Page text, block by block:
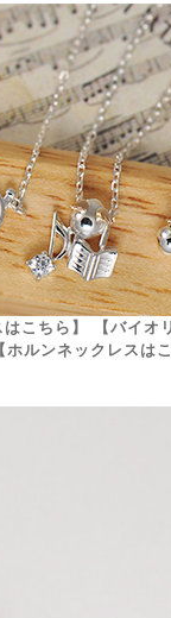
はこちら】
【バイオ
【ホルンネックレスは